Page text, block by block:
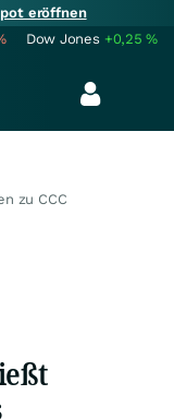
eröffnen
Dow Jones +0,25%
zu CCC